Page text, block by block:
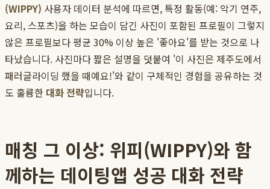
(WIPPY) 사용자 데이터 분석에 따르면, 특정 활동(예: 악기 연주,
요리, 스포츠)을 하는 모습이 담긴 사진이 포함된 프로필이 그렇지
않은 프로필보다 평균 30% 이상 높은 '좋아요'를 받는 것으로 나
타났습니다. 사진마다 짧은 설명을 덧붙여 '이 사진은 제주도에서
패러글라이딩 했을 때예요!'와 같이 구체적인 경험을 공유하는 것
도 훌륭한 대화 전략입니다.
매칭 그 이상: 위피(WIPPY)와 함
께하는 데이팅앱 성공 대화 전략